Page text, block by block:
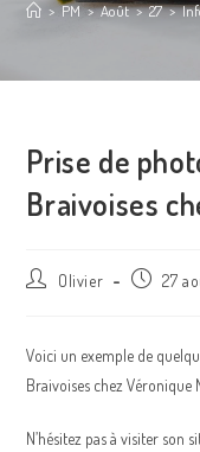
> PM > Août > 27 >
Prise de
Braivoises
Olivier 27
Voici un exemple de
Braivoises chez Véronique
N’hésitez pas à visiter son